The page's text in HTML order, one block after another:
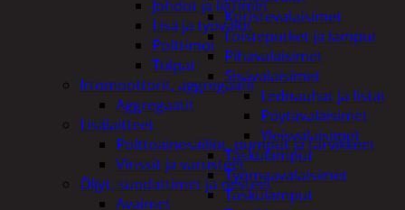
Koristevalaisimet
Loisteputket ja lamput
Pihavalaisimet
Sisävalaisimet
Lednauhat ja listat
Pöytävalaisimet
Yleisvalaisimet
Taskulamput
Työmaavalaisimet
Taskulamput
Johdot ja liittimet
Lisä ja työvalot
Polttimot
Tulpat
Irtomoottorit, aggregaatit
Aggregaatit
Lisälaitteet
Polttoainesäiliöt, pumput ja tarvikkeet
Vinssit ja varusteet
Öljyt, suodattimet ja nesteet
Avaimet